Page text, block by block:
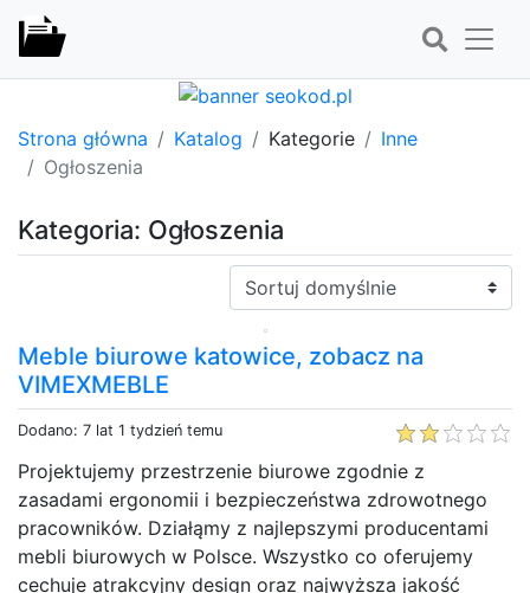
Strona główna Katalog Kategorie
Inne
Ogłoszenia
Kategoria: Ogłoszenia
Sortuj:
Meble biurowe katowice, zobacz na
VIMEXMEBLE
Dodano: 7 lat 1 tydzień temu
Projektujemy przestrzenie biurowe zgodnie z
zasadami ergonomii i bezpieczeństwa zdrowotnego
pracowników. Działąmy z najlepszymi producentami
mebli biurowych w Polsce. Wszystko co oferujemy
cechuje atrakcyjny design oraz najwyższa jakość